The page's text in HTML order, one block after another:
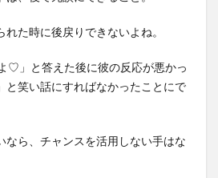
た時に後戻りできないよね。
♡」と答えた後に彼の反応が悪かっ
と笑い話にすればなかったことにで
なら、チャンスを活用しない手はな